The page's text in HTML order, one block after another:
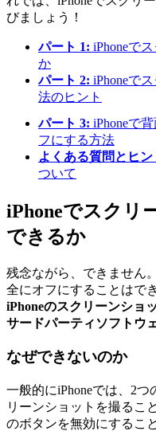
びましょう！
パート 1: iPhoneで
か
パート 2: iPhoneで
法のヒント
パート 3: iPhoneで
フにする方法
よくある質問とヒン
ついて
iPhoneでスクリ
できるか
残念ながら、できません
全にオフにすることはで
iPhoneのスクリーンショ
サードパーティソフトウ
なぜできないのか
一般的にiPhoneでは、2
リーンショットを撮るこ
のボタンを無効にするこ